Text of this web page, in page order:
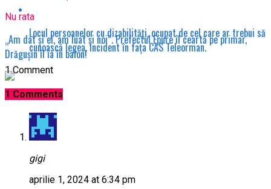
Nu rata
„Am dat și ei, am luat și noi”. Prefectul Epure îl ceartă pe primar,
Drăgușin îl ia în balon!
Locul persoanelor cu dizabilități, ocupat de cel care ar trebui să
cunoască legea. Incident în fața CAS Teleorman.
1 Comment
1 Comments
gigi
aprilie 1, 2024 at 6:34 pm